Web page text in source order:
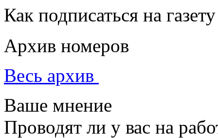
Как подписаться на газету
Архив номеров
Весь архив
Ваше мнение
Проводят ли у вас на